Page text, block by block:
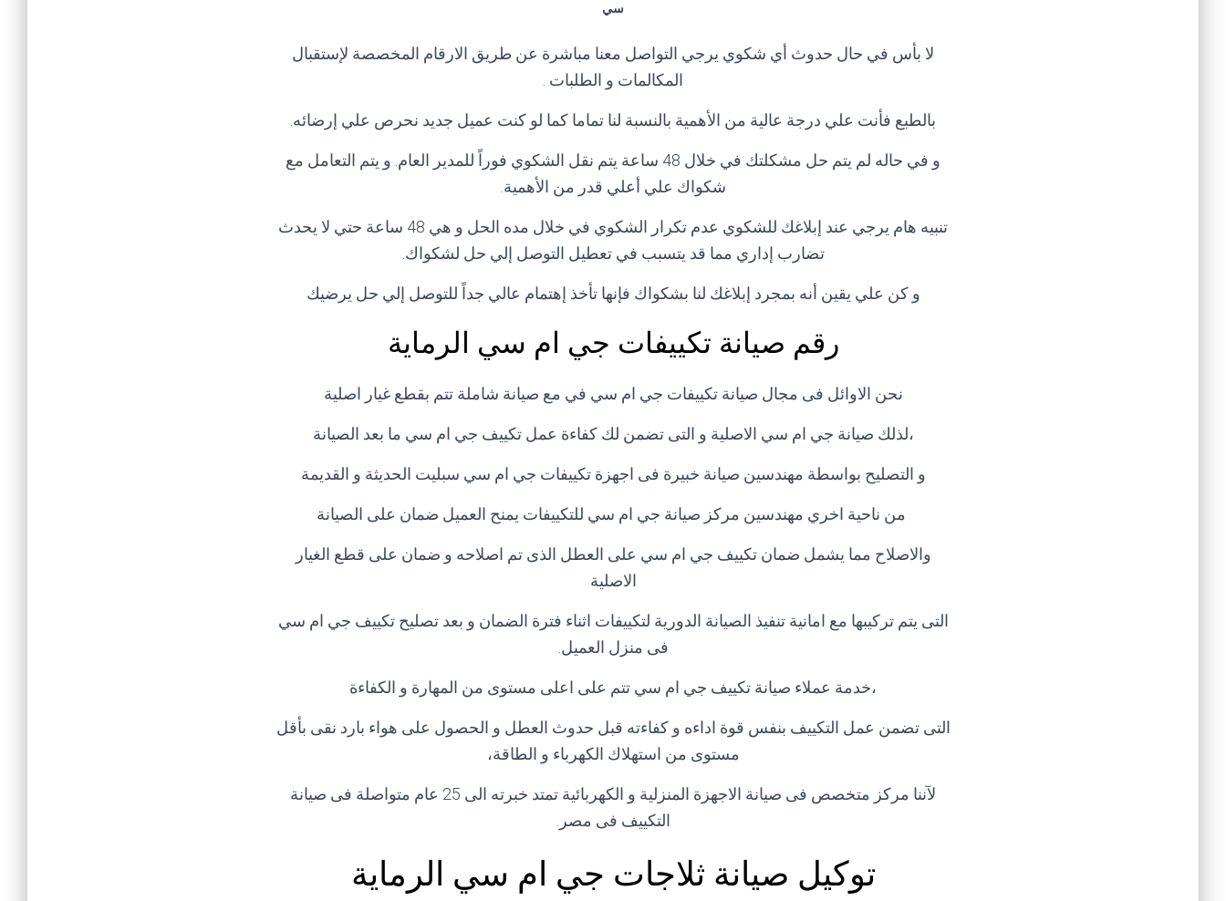
سي
لا بأس في حال حدوث أي شكوي يرجي التواصل معنا مباشرة عن طريق الارقام المخصصة لإستقبال
المكالمات و الطلبات .
بالطبع فأنت علي درجة عالية من الأهمية بالنسبة لنا تماما كما لو كنت عميل جديد نحرص علي إرضائه.
و في حاله لم يتم حل مشكلتك في خلال 48 ساعة يتم نقل الشكوي فوراً للمدير العام. و يتم التعامل مع
شكواك علي أعلي قدر من الأهمية.
تنبيه هام يرجي عند إبلاغك للشكوي عدم تكرار الشكوي في خلال مده الحل و هي 48 ساعة حتي لا يحدث
تضارب إداري مما قد يتسبب في تعطيل التوصل إلي حل لشكواك.
و كن علي يقين أنه بمجرد إبلاغك لنا بشكواك فإنها تأخذ إهتمام عالي جداً للتوصل إلي حل يرضيك
رقم صيانة تكييفات جي ام سي الرماية
نحن الاوائل فى مجال صيانة تكييفات جي ام سي في مع صيانة شاملة تتم بقطع غيار اصلية
،لذلك صيانة جي ام سي الاصلية و التى تضمن لك كفاءة عمل تكييف جي ام سي ما بعد الصيانة
و التصليح بواسطة مهندسين صيانة خبيرة فى اجهزة تكييفات جي ام سي سبليت الحديثة و القديمة
من ناحية اخري مهندسين مركز صيانة جي ام سي للتكييفات يمنح العميل ضمان على الصيانة
والاصلاح مما يشمل ضمان تكييف جي ام سي على العطل الذى تم اصلاحه و ضمان على قطع الغيار
الاصلية
التى يتم تركيبها مع امانية تنفيذ الصيانة الدورية لتكييفات اثناء فترة الضمان و بعد تصليح تكييف جي ام سي
فى منزل العميل.
،خدمة عملاء صيانة تكييف جي ام سي تتم على اعلى مستوى من المهارة و الكفاءة
التى تضمن عمل التكييف بنفس قوة اداءه و كفاءته قبل حدوث العطل و الحصول على هواء بارد نقى بأقل
مستوى من استهلاك الكهرباء و الطاقة،
لآننا مركز متخصص فى صيانة الاجهزة المنزلية و الكهربائية تمتد خبرته الى 25 عام متواصلة فى صيانة
التكييف فى مصر.
توكيل صيانة ثلاجات جي ام سي الرماية